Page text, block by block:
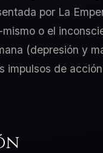
por La
o el
(depresión y
impulsos de acción